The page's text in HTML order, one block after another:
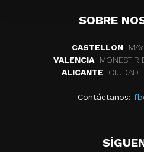
SOBRE
CASTELLON
VALENCIA
MONESTIR
ALICANTE
CIUDAD
Contáctanos: